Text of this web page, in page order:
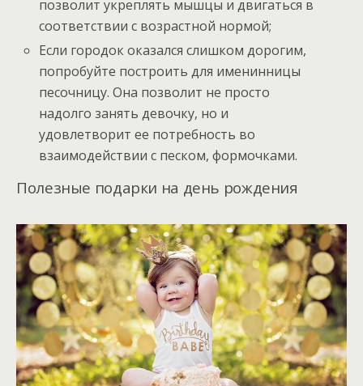
позволит укреплять мышцы и двигаться в
соответствии с возрастной нормой;
Если городок оказался слишком дорогим,
попробуйте построить для именинницы
песочницу. Она позволит не просто
надолго занять девочку, но и
удовлетворит ее потребность во
взаимодействии с песком, формочками.
Полезные подарки на день рождения